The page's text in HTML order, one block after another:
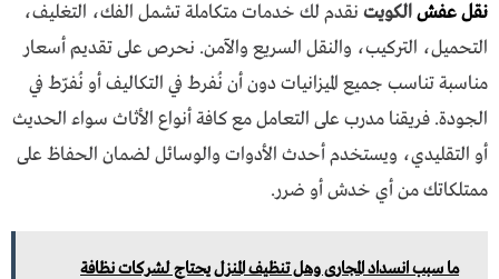
نقل عفشالكويت نقدم لك خدمات متكاملة تشمل الفك، التغليف،
التحميل، التركيب، والنقل السريع والآمن. نحرص على تقديم أسعار
مناسبة تناسب جميع الميزانيات دون أن نُفرط في التكاليف أو نُفرّط في
الجودة. فريقنا مدرب على التعامل مع كافة أنواع الأثاث سواء الحديث
أو التقليدي، ويستخدم أحدث الأدوات والوسائل لضمان الحفاظ على
ممتلكاتك من أي خدش أو ضرر.
ما سبب انسداد المجارى وهل تنظيف المنزل يحتاج لشركات نظافة